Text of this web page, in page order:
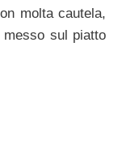
molta cautela,
messo sul piatto